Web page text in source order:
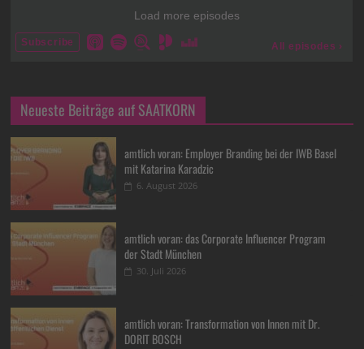
Neueste Beiträge auf SAATKORN
amtlich voran: Employer Branding bei der IWB Basel
mit Katarina Karadzic
6. August 2026
amtlich voran: das Corporate Influencer Program
der Stadt München
30. Juli 2026
amtlich voran: Transformation von Innen mit Dr.
DORIT BOSCH